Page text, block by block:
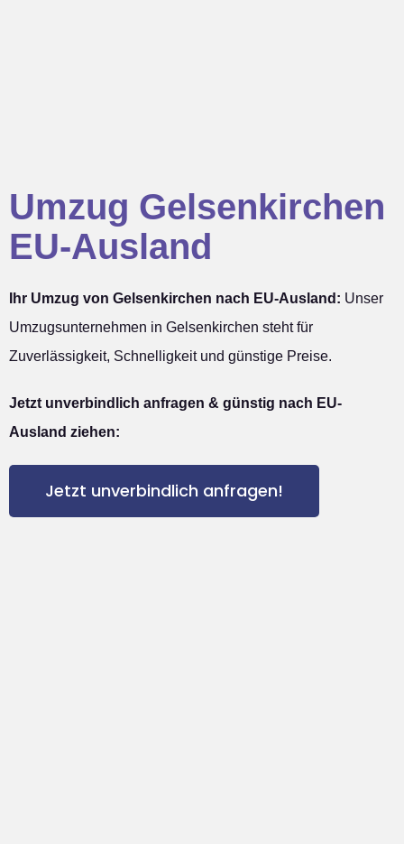
Umzug Gelsenkirchen
EU-Ausland
Ihr Umzug von Gelsenkirchen nach EU-Ausland: Unser
Umzugsunternehmen in Gelsenkirchen steht für
Zuverlässigkeit, Schnelligkeit und günstige Preise.
Jetzt unverbindlich anfragen & günstig nach EU-
Ausland ziehen:
Jetzt unverbindlich anfragen!